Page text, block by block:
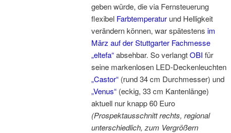
geben würde, die via Fernsteuerung
flexibel Farbtemperatur und Helligkeit
verändern können, war spätestens im
März auf der Stuttgarter Fachmesse
„eltefa“absehbar. So verlangtOBI für
seine markenlosen LED-Deckenleuchten
„Castor“ (rund 34 cm Durchmesser) und
„Venus“ (eckig, 33 cm Kantenlänge)
aktuell nur knapp 60 Euro
(Prospektausschnitt rechts, regional
unterschiedlich, zum Vergrößern